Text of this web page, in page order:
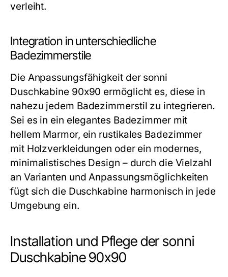
verleiht.
Integration in unterschiedliche
Badezimmerstile
Die Anpassungsfähigkeit der sonni
Duschkabine 90x90 ermöglicht es, diese in
nahezu jedem Badezimmerstil zu integrieren.
Sei es in ein elegantes Badezimmer mit
hellem Marmor, ein rustikales Badezimmer
mit Holzverkleidungen oder ein modernes,
minimalistisches Design – durch die Vielzahl
an Varianten und Anpassungsmöglichkeiten
fügt sich die Duschkabine harmonisch in jede
Umgebung ein.
Installation und Pflege der sonni
Duschkabine 90x90